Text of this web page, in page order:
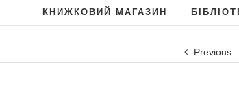
КНИЖКОВИЙ МАГАЗИН
Previous